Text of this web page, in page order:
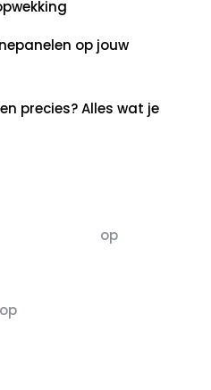
op jouw
precies? Alles wat je
op
op